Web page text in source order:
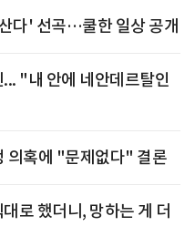
다' 선곡…쿨한 일상 공개
"내 안에 네안데르탈인
의혹에 "문제없다" 결론
로 했더니, 망하는 게 더